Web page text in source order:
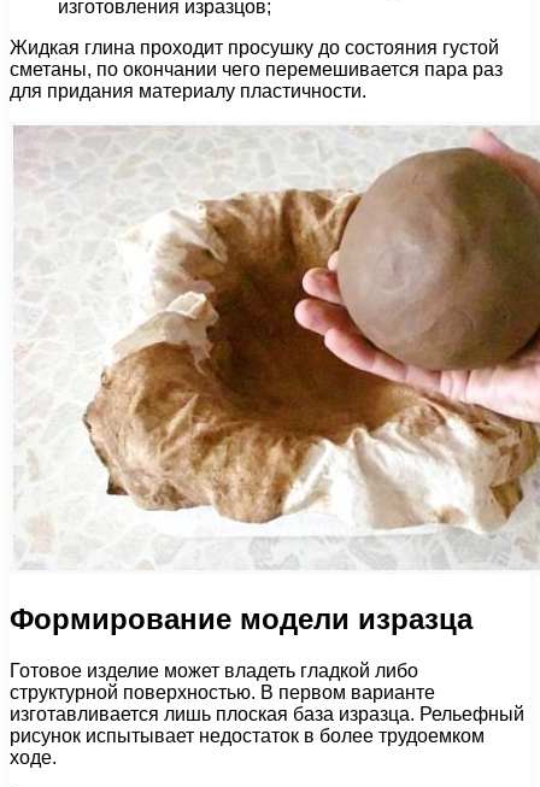
изготовления изразцов;
Жидкая глина проходит просушку до состояния густой
сметаны, по окончании чего перемешивается пара раз
для придания материалу пластичности.
Формирование модели изразца
Готовое изделие может владеть гладкой либо
структурной поверхностью. В первом варианте
изготавливается лишь плоская база изразца. Рельефный
рисунок испытывает недостаток в более трудоемком
ходе.